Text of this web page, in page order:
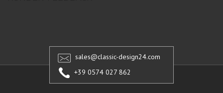
sales@classic-design24.com
+39 0574 027 862